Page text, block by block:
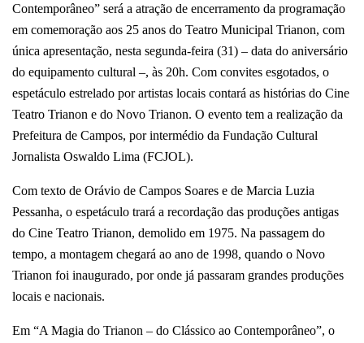
Contemporâneo” será a atração de encerramento da programação
em comemoração aos 25 anos do Teatro Municipal Trianon, com
única apresentação, nesta segunda-feira (31) – data do aniversário
do equipamento cultural –, às 20h. Com convites esgotados, o
espetáculo estrelado por artistas locais contará as histórias do Cine
Teatro Trianon e do Novo Trianon. O evento tem a realização da
Prefeitura de Campos, por intermédio da Fundação Cultural
Jornalista Oswaldo Lima (FCJOL).
Com texto de Orávio de Campos Soares e de Marcia Luzia
Pessanha, o espetáculo trará a recordação das produções antigas
do Cine Teatro Trianon, demolido em 1975. Na passagem do
tempo, a montagem chegará ao ano de 1998, quando o Novo
Trianon foi inaugurado, por onde já passaram grandes produções
locais e nacionais.
Em “A Magia do Trianon – do Clássico ao Contemporâneo”, o